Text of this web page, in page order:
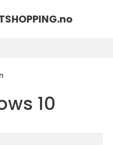
no
10